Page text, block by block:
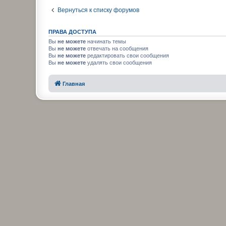
Вернуться к списку форумов
ПРАВА ДОСТУПА
Вы не можете начинать темы
Вы не можете отвечать на сообщения
Вы не можете редактировать свои сообщения
Вы не можете удалять свои сообщения
Главная